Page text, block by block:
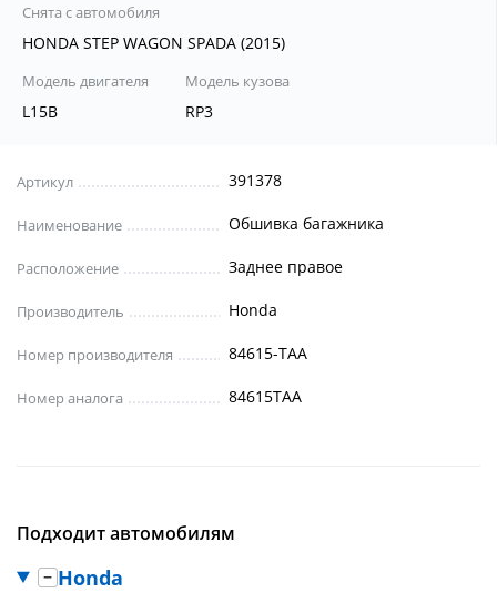
Снята с автомобиля
HONDA STEP WAGON SPADA (2015)
Модель двигателя
L15B
Модель кузова
RP3
Артикул 391378
Наименование Обшивка багажника
Расположение Заднее правое
Производитель Honda
Номер производителя 84615-TAA
Номер аналога 84615TAA
Подходит автомобилям
Honda